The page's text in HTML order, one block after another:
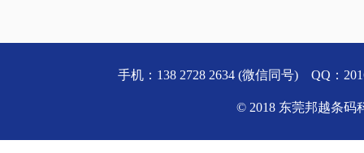
手机：138 2728 2634 (微信同号) QQ：
© 2018 东莞邦越条码